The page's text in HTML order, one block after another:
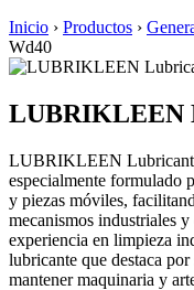
Inicio › Productos ›
Wd40
LUBRIKLEEN
LUBRIKLEEN
especialmente formulado
y piezas móviles,
mecanismos industriales
experiencia en limpieza
lubricante que destaca
mantener maquinaria y